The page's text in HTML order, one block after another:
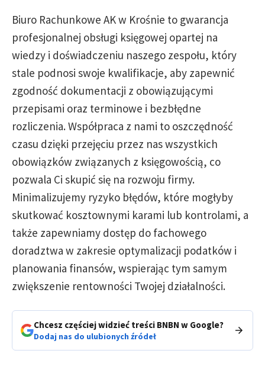
Biuro Rachunkowe AK w Krośnie to gwarancja
profesjonalnej obsługi księgowej opartej na
wiedzy i doświadczeniu naszego zespołu, który
stale podnosi swoje kwalifikacje, aby zapewnić
zgodność dokumentacji z obowiązującymi
przepisami oraz terminowe i bezbłędne
rozliczenia. Współpraca z nami to oszczędność
czasu dzięki przejęciu przez nas wszystkich
obowiązków związanych z księgowością, co
pozwala Ci skupić się na rozwoju firmy.
Minimalizujemy ryzyko błędów, które mogłyby
skutkować kosztownymi karami lub kontrolami, a
także zapewniamy dostęp do fachowego
doradztwa w zakresie optymalizacji podatków i
planowania finansów, wspierając tym samym
zwiększenie rentowności Twojej działalności.
Chcesz częściej widzieć treści BNBN w Google?
Dodaj nas do ulubionych źródeł